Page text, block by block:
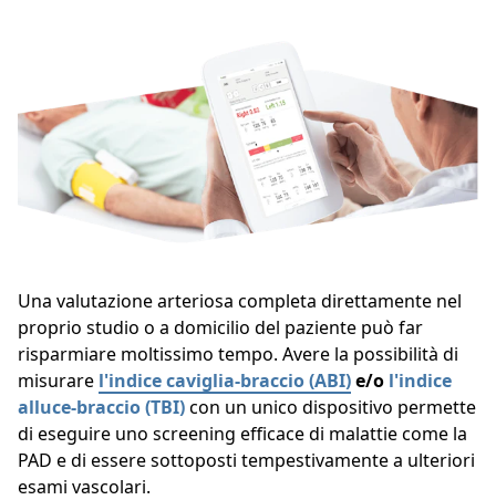
Una valutazione arteriosa completa direttamente nel
proprio studio o a domicilio del paziente può far
risparmiare moltissimo tempo. Avere la possibilità di
misurare l'indice caviglia-braccio (ABI)e/o l'indice
alluce-braccio (TBI)con un unico dispositivo permette
di eseguire uno screening efficace di malattie come la
PAD e di essere sottoposti tempestivamente a ulteriori
esami vascolari.